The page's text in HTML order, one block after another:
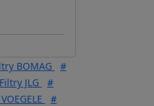
BOMAG
#
JLG
#
#